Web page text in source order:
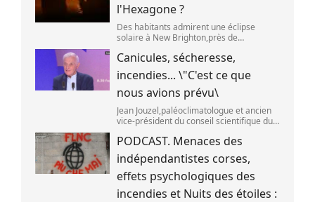
l'Hexagone ?
Des habitants admirent une éclipse
solaire à New Brighton,près de
septembre 2025. (SANKA VIDANAGAMA )
Canicules, sécheresse,
incendies... \"C'est ce que
nous avions prévu\
Jean Jouzel,paléoclimatologue et ancien
vice-président du conseil scientifique du
(FRANCEINFO / RADIO FRANCE)
PODCAST. Menaces des
indépendantistes corses,
effets psychologiques des
incendies et Nuits des étoiles :